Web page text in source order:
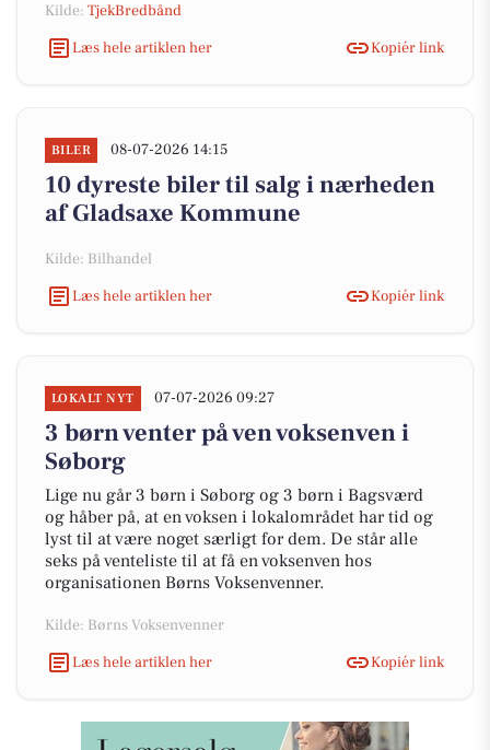
Kilde: TjekBredbånd
Læs hele artiklen her
Kopiér link
BILER 08-07-2026 14:15
10 dyreste biler til salg i nærheden
af Gladsaxe Kommune
Kilde: Bilhandel
Læs hele artiklen her
Kopiér link
LOKALT NYT 07-07-2026 09:27
3 børn venter på ven voksenven i
Søborg
Lige nu går 3 børn i Søborg og 3 børn i Bagsværd
og håber på, at en voksen i lokalområdet har tid og
lyst til at være noget særligt for dem. De står alle
seks på venteliste til at få en voksenven hos
organisationen Børns Voksenvenner.
Kilde: Børns Voksenvenner
Læs hele artiklen her
Kopiér link